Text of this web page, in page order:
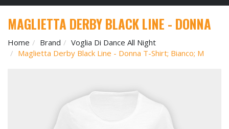
MAGLIETTA DERBY BLACK LINE - DONNA
Home Brand
Voglia Di Dance All Night
Maglietta Derby Black Line - Donna T-Shirt; Bianco; M